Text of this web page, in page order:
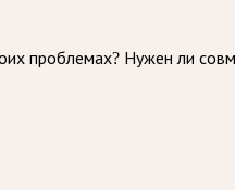
проблемах? Нужен ли